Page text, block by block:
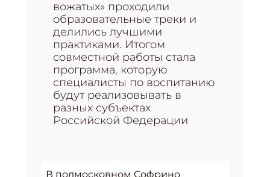
вожатых» проходили
образовательные треки и
делились лучшими
практиками. Итогом
совместной работы стала
программа, которую
специалисты по воспитанию
будут реализовывать в
разных субъектах
Российской Федерации
В подмосковном Софрино